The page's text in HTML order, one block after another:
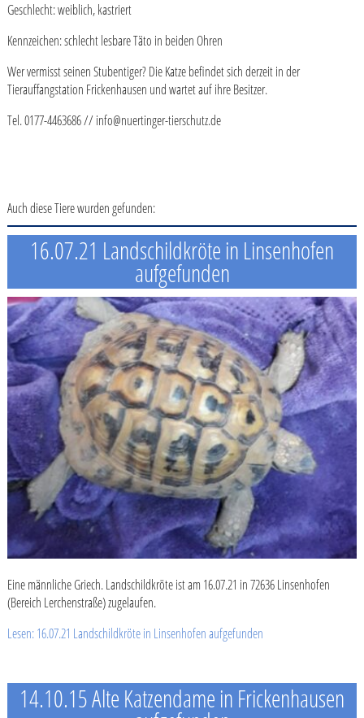
Geschlecht: weiblich, kastriert
Kennzeichen: schlecht lesbare Täto in beiden Ohren
Wer vermisst seinen Stubentiger? Die Katze befindet sich derzeit in der
Tierauffangstation Frickenhausen und wartet auf ihre Besitzer.
Tel. 0177-4463686 // info@nuertinger-tierschutz.de
Auch diese Tiere wurden gefunden:
16.07.21 Landschildkröte in Linsenhofen
aufgefunden
Eine männliche Griech. Landschildkröte ist am 16.07.21 in 72636 Linsenhofen
(Bereich Lerchenstraße) zugelaufen.
Lesen: 16.07.21 Landschildkröte in Linsenhofen aufgefunden
14.10.15 Alte Katzendame in Frickenhausen